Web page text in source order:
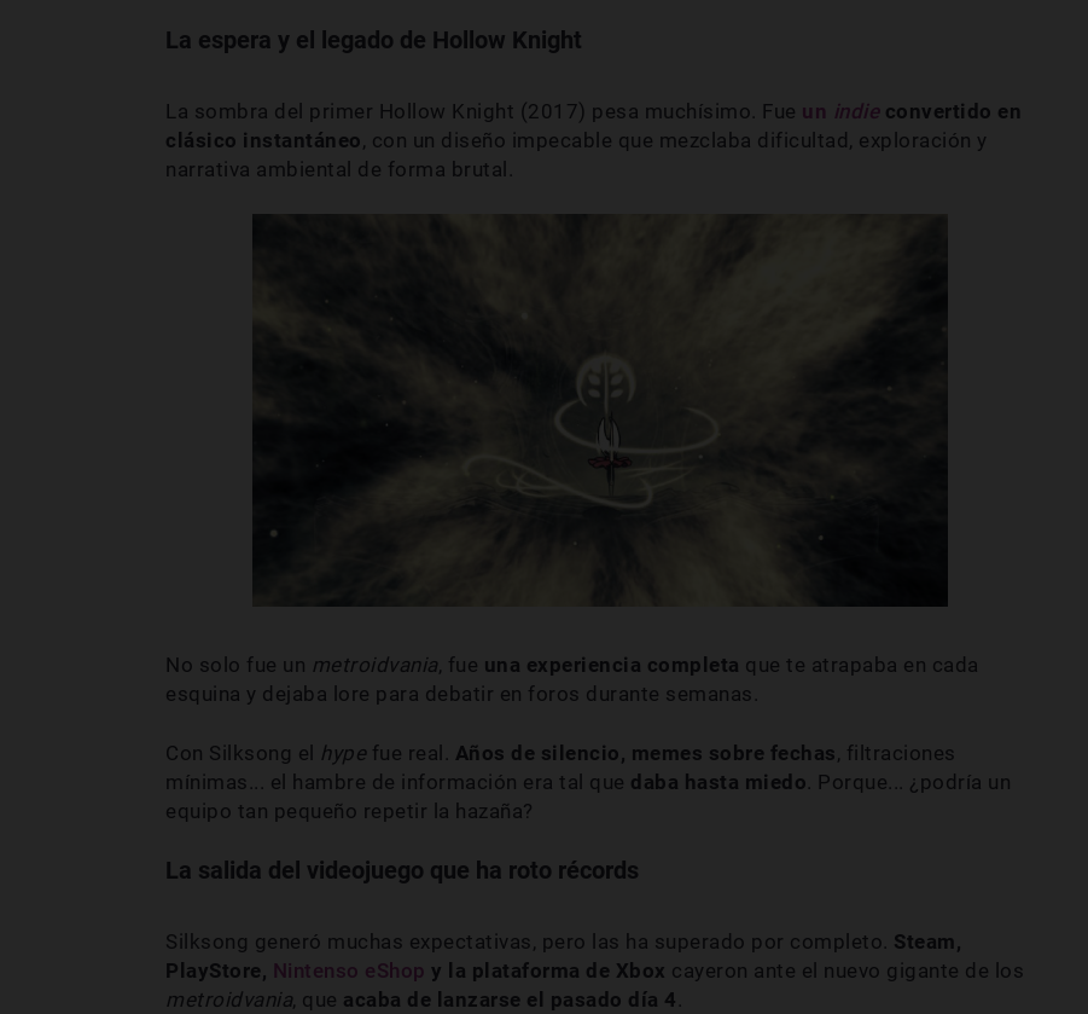
La espera y el legado de Hollow Knight
La sombra del primer Hollow Knight (2017) pesa muchísimo. Fue un indieconvertido en
clásico instantáneo, con un diseño impecable que mezclaba dificultad, exploración y
narrativa ambiental de forma brutal.
No solo fue un metroidvania, fue una experiencia completa que te atrapaba en cada
esquina y dejaba lore para debatir en foros durante semanas.
Con Silksong el hype fue real. Años de silencio, memes sobre fechas, filtraciones
mínimas... el hambre de información era tal que daba hasta miedo. Porque... ¿podría un
equipo tan pequeño repetir la hazaña?
La salida del videojuego que ha roto récords
Silksong generó muchas expectativas, pero las ha superado por completo. Steam,
PlayStore, Nintenso eShop y la plataforma de Xbox cayeron ante el nuevo gigante de los
metroidvania, que acaba de lanzarse el pasado día 4 .